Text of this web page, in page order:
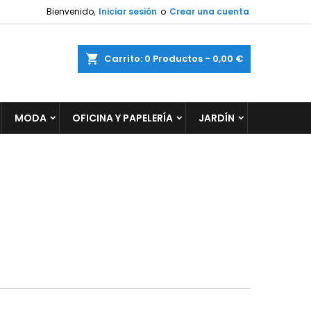
Bienvenido, Iniciar sesión o Crear una cuenta
Carrito 0 Productos - 0,00 €
MODA OFICINA Y PAPELERÍA JARDÍN